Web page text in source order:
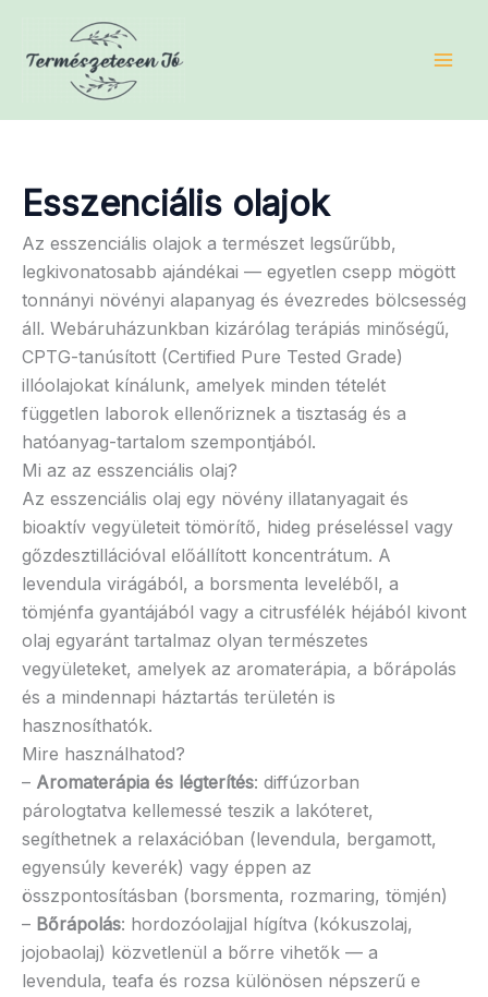
content
Esszenciális olajok
Az esszenciális olajok a természet legsűrűbb,
legkivonatosabb ajándékai — egyetlen csepp mögött
tonnányi növényi alapanyag és évezredes bölcsesség
áll. Webáruházunkban kizárólag terápiás minőségű,
CPTG-tanúsított (Certified Pure Tested Grade)
illóolajokat kínálunk, amelyek minden tételét
független laborok ellenőriznek a tisztaság és a
hatóanyag-tartalom szempontjából.
Mi az az esszenciális olaj?
Az esszenciális olaj egy növény illatanyagait és
bioaktív vegyületeit tömörítő, hideg préseléssel vagy
gőzdesztillációval előállított koncentrátum. A
levendula virágából, a borsmenta leveléből, a
tömjénfa gyantájából vagy a citrusfélék héjából kivont
olaj egyaránt tartalmaz olyan természetes
vegyületeket, amelyek az aromaterápia, a bőrápolás
és a mindennapi háztartás területén is
hasznosíthatók.
Mire használhatod?
– Aromaterápia és légterítés: diffúzorban
párologtatva kellemessé teszik a lakóteret,
segíthetnek a relaxációban (levendula, bergamott,
egyensúly keverék) vagy éppen az
összpontosításban (borsmenta, rozmaring, tömjén)
– Bőrápolás: hordozóolajjal hígítva (kókuszolaj,
jojobaolaj) közvetlenül a bőrre vihetők — a
levendula, teafa és rozsa különösen népszerű e